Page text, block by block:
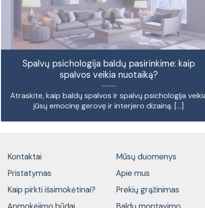
Spalvų psichologija baldų pasirinkime: kaip
spalvos veikia nuotaiką?
Atraskite, kaip baldų spalvos ir spalvų psichologija
jūsų emocinę gerovę ir interjero dizainą. [...]
Kontaktai
Pristatymas
Kaip pirkti išsimokėtinai?
Mūsų duomenys
Apie mus
Prekių grąžinimas